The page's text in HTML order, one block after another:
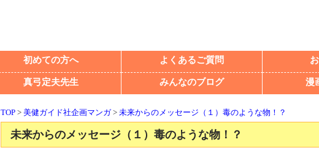
初めての方へ よくあるご質問
真弓定夫先生 みんなのブログ 漫
TOP > 美健ガイド社企画マンガ> 未来からのメッセージ（１）毒のような物！？
未来からのメッセージ（１）毒のような物！？